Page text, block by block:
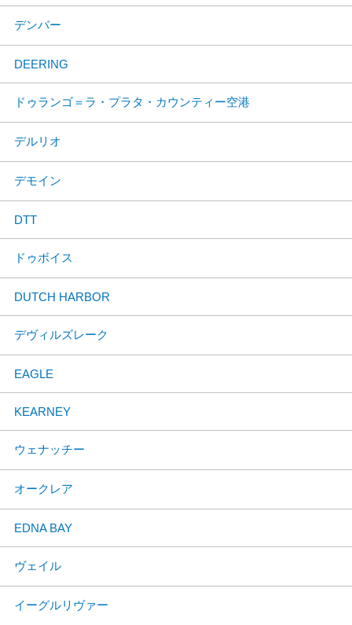
デンバー
DEERING
ドゥランゴ＝ラ・プラタ・カウンティー空港
デルリオ
デモイン
DTT
ドゥボイス
DUTCH HARBOR
デヴィルズレーク
EAGLE
KEARNEY
ウェナッチー
オークレア
EDNA BAY
ヴェイル
イーグルリヴァー